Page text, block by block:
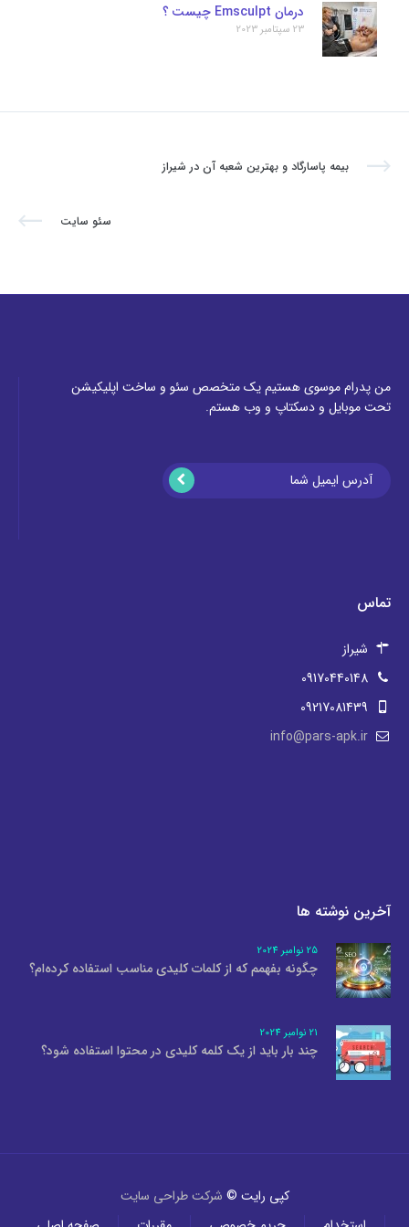
درمان Emsculpt چیست ؟
23 سپتامبر 2023
بیمه پاسارگاد و بهترین شعبه آن در شیراز
سئو سایت
من پدرام موسوی هستیم یک متخصص سئو و ساخت اپلیکیشن
تحت موبایل و دسکتاپ و وب هستم.
تماس
شیراز
09170440148
09217081439
info@pars-apk.ir
آخرین نوشته ها
25 نوامبر 2024
چگونه بفهمم که از کلمات کلیدی مناسب استفاده کرده‌ام؟
21 نوامبر 2024
چند بار باید از یک کلمه کلیدی در محتوا استفاده شود؟
کپی رایت © شرکت طراحی سایت